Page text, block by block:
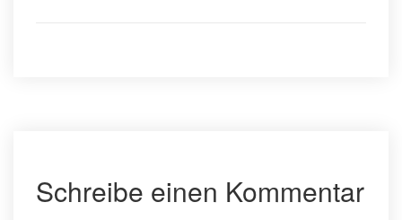
Schreibe einen Kommentar